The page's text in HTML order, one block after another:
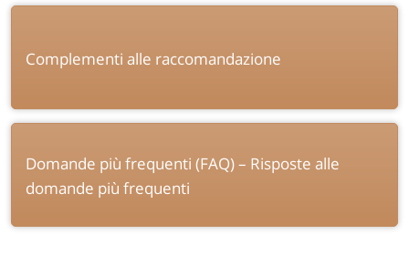
Complementi alle raccomandazione
Domande più frequenti (FAQ) – Risposte alle
domande più frequenti